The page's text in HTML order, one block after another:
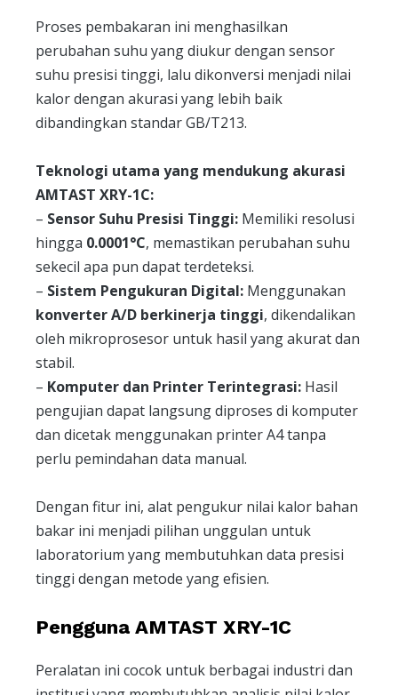
Proses pembakaran ini menghasilkan
perubahan suhu yang diukur dengan sensor
suhu presisi tinggi, lalu dikonversi menjadi nilai
kalor dengan akurasi yang lebih baik
dibandingkan standar GB/T213.
Teknologi utama yang mendukung akurasi
AMTAST XRY-1C:
– Sensor Suhu Presisi Tinggi: Memiliki resolusi
hingga 0.0001°C, memastikan perubahan suhu
sekecil apa pun dapat terdeteksi.
– Sistem Pengukuran Digital: Menggunakan
konverter A/D berkinerja tinggi, dikendalikan
oleh mikroprosesor untuk hasil yang akurat dan
stabil.
– Komputer dan Printer Terintegrasi: Hasil
pengujian dapat langsung diproses di komputer
dan dicetak menggunakan printer A4 tanpa
perlu pemindahan data manual.
Dengan fitur ini, alat pengukur nilai kalor bahan
bakar ini menjadi pilihan unggulan untuk
laboratorium yang membutuhkan data presisi
tinggi dengan metode yang efisien.
Pengguna AMTAST XRY-1C
Peralatan ini cocok untuk berbagai industri dan